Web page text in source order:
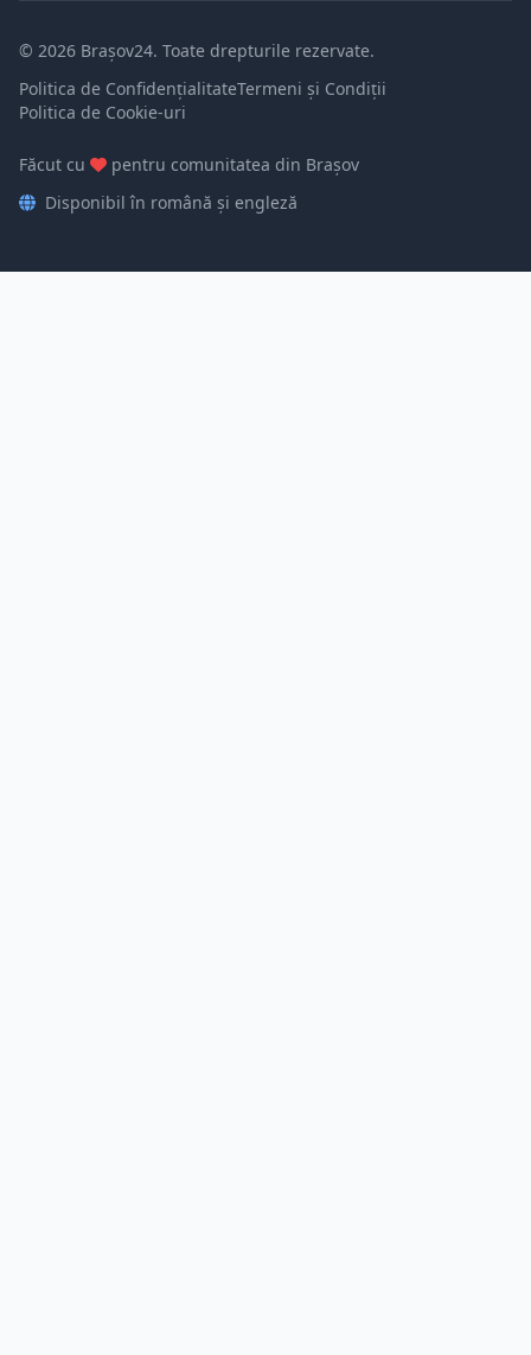
© 2026 Brașov24. Toate drepturile rezervate.
Politica de ConfidențialitateTermeni și Condiții
Politica de Cookie-uri
Făcut cu
pentru comunitatea din Brașov
Disponibil în română și engleză